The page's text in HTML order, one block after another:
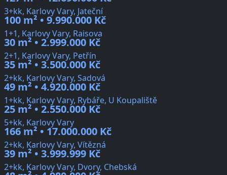
3+kk, Karlovy Vary, Jateční
100 m² • 9.990.000 Kč
1+1, Karlovy Vary, Raisova
30 m² • 2.999.000 Kč
2+1, Karlovy Vary, Petřín
35 m² • 3.500.000 Kč
2+kk, Karlovy Vary, Sadová
49 m² • 4.920.000 Kč
1+kk, Karlovy Vary, Rybáře, U Koupaliště
25 m² • 2.550.000 Kč
5+kk, Karlovy Vary
166 m² • 17.000.000 Kč
2+kk, Karlovy Vary, Vítězná
39 m² • 3.999.999 Kč
2+kk, Karlovy Vary, Dvory, Chebská